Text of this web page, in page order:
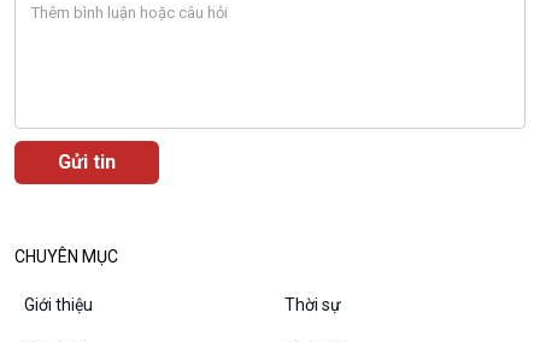
Thanh âm ký sự
CHUYÊN MỤC
Giới thiệu Thời sự